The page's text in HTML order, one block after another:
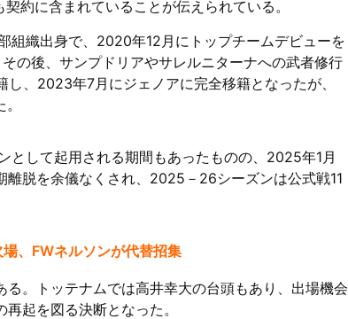
約に含まれていることが伝えられている。
組織出身で、2020年12月にトップチームデビューを
の後、サンプドリアやサレルニターナへの武者修行
、2023年7月にジェノアに完全移籍となったが、
として起用される期間もあったものの、2025年1月
脱を余儀なくされ、2025－26シーズンは公式戦11
、FWネルソンが代替招集
。トッテナムでは高井幸大の台頭もあり、出場機会
起を図る決断となった。